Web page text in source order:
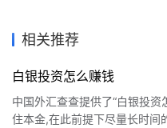
相关推荐
白银投资怎么赚钱
中国外汇查查提供了“白银投
住本金,在此前提下尽量长时间